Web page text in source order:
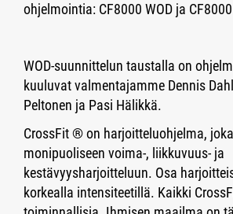
ohjelmointia: CF8000 WOD ja CF8000
WOD-suunnittelun taustalla on
kuuluvat valmentajamme Dennis
Peltonen ja Pasi Hälikkä.
CrossFit ® on harjoitteluohjelma,
monipuoliseen voima-, liikkuvuus- ja
kestävyysharjoitteluun. Osa
korkealla intensiteetillä. Kaikki